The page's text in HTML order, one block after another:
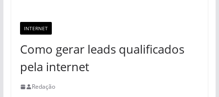
INTERNET
Como gerar leads qualificados
pela internet
Redação